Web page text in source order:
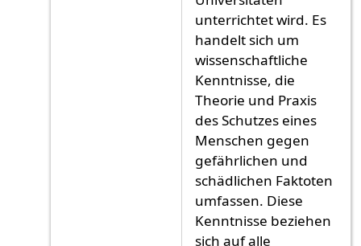
unterrichtet wird. Es
handelt sich um
wissenschaftliche
Kenntnisse, die
Theorie und Praxis
des Schutzes eines
Menschen gegen
gefährlichen und
schädlichen Faktoten
umfassen. Diese
Kenntnisse beziehen
sich auf alle